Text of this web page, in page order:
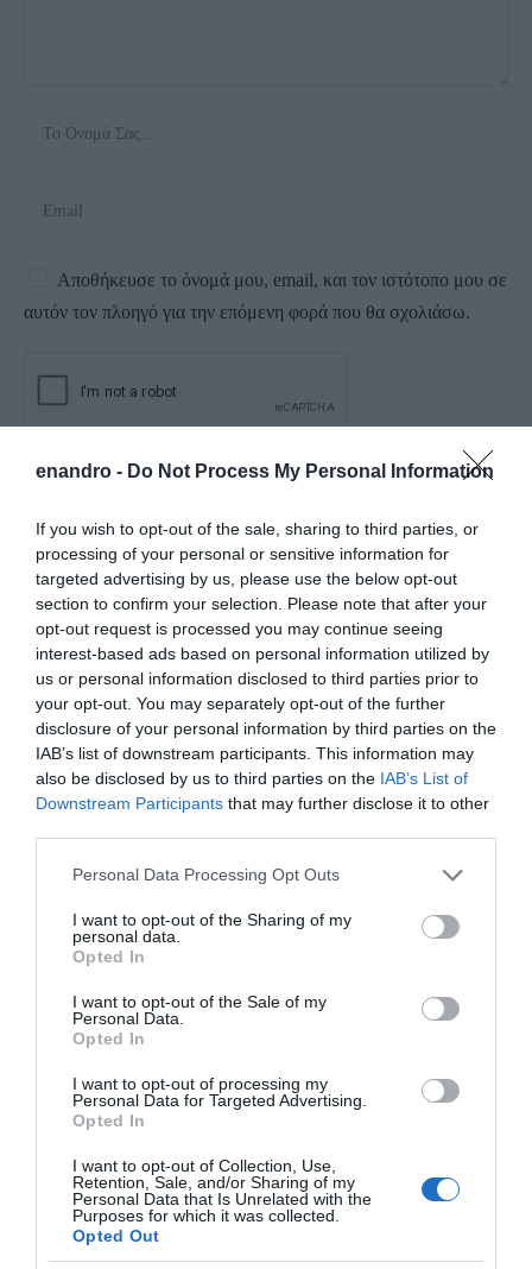
enandro - Do Not Process My Personal Information
If you wish to opt-out of the sale, sharing to third parties, or
processing of your personal or sensitive information for
targeted advertising by us, please use the below opt-out
section to confirm your selection. Please note that after your
opt-out request is processed you may continue seeing
interest-based ads based on personal information utilized by
us or personal information disclosed to third parties prior to
your opt-out. You may separately opt-out of the further
disclosure of your personal information by third parties on the
IAB’s list of downstream participants. This information may
also be disclosed by us to third parties on the IAB’s List of
Downstream Participants that may further disclose it to other
Please note that this website/app uses one or more Google
not limited to your visit or usage behaviour. You may click to
grant or deny consent to Google and its third-party tags to
use your data for below specified purposes in below Google
consent section.
Personal Data Processing Opt Outs
I want to opt-out of the Sharing of my
personal data.
Opted In
I want to opt-out of the Sale of my
Personal Data.
Opted In
I want to opt-out of processing my
Personal Data for Targeted Advertising.
Opted In
I want to opt-out of Collection, Use,
Retention, Sale, and/or Sharing of my
Personal Data that Is Unrelated with the
Purposes for which it was collected.
Opted Out
Αποθήκευσε το όνομά μου, email, και τον ιστότοπο μου σε
αυτόν τον πλοηγό για την επόμενη φορά που θα σχολιάσω.